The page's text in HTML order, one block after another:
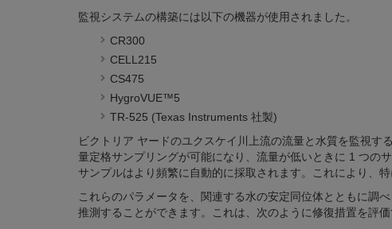
監視システムの構築には以下の機器が使用されました。
CR300
CELL215
CS475
HygroVUE™5
TR-525 (Texas Instruments 社製)
ビクトリア ヤードのユクスケイ川上流の流量と水質を監視
量定格サンプリングが可能になり、流量が低いときに 1 つの
サンプルはより頻繁に自動的に採取されます。これにより、
これらのパラメータを、関連する水の安定同位体とともに調
推測することができます。これは、次のように修復措置を評価